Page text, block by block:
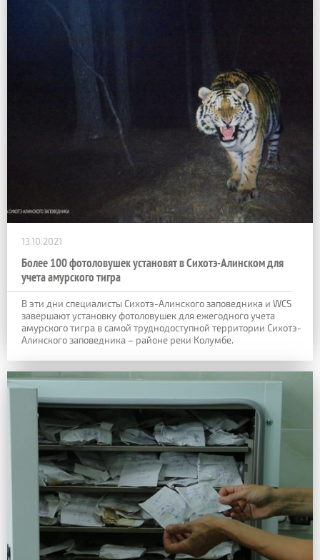
13.10.2021
Более 100 фотоловушек установят в Сихотэ-Алинском для
учета амурского тигра
В эти дни специалисты Сихотэ-Алинского заповедника и WCS
завершают установку фотоловушек для ежегодного учета
амурского тигра в самой труднодоступной территории Сихотэ-
Алинского заповедника – районе реки Колумбе.